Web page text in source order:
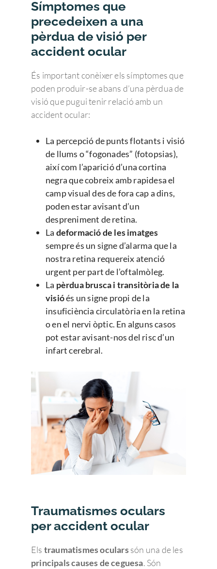
Símptomes que
precedeixen a una
pèrdua de visió per
accident ocular
És important conèixer els símptomes que
poden produir-se abans d’una pèrdua de
visió que pugui tenir relació amb un
accident ocular:
La percepció de punts flotants i visió
de llums o “fogonades” (fotopsias),
així com l’aparició d’una cortina
negra que cobreix amb rapidesa el
camp visual des de fora cap a dins,
poden estar avisant d’un
despreniment de retina.
La deformació de les imatges
sempre és un signe d’alarma que la
nostra retina requereix atenció
urgent per part de l’oftalmòleg.
La pèrdua brusca i transitòria de la
visióés un signe propi de la
insuficiència circulatòria en la retina
o en el nervi òptic. En alguns casos
pot estar avisant-nos del risc d’un
infart cerebral.
Traumatismes oculars
per accident ocular
Els traumatismes ocularssón una de les
principals causes de ceguesa. Són